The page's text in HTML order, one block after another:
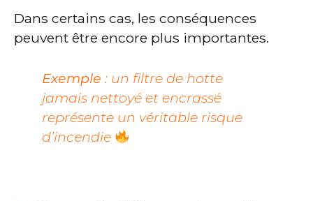
Dans certains cas, les conséquences
peuvent être encore plus importantes.
Exemple : un filtre de hotte
jamais nettoyé et encrassé
représente un véritable risque
d’incendie